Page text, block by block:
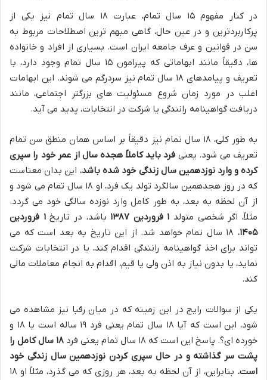
در کنار مفهوم ۱۵ سال تمام، عبارت ۱۸ سال تمام نیز یکی از
پرکاربردترین و در عین حال، گاهی مبهم ترین اصطلاحات مربوط به
سن در قوانین و عرف جامعه ایران است. بسیاری از افراد و خانواده
ها، دقیقاً مانند ابهاماتی که پیرامون ۱۵ سال تمام وجود دارد، با
تعریف و پیامدهای ۱۸ سال تمام نیز سردرگم می شوند. این ابهامات
اغلب در مورد زمان شروع مسئولیت های بزرگتر اجتماعی، مانند
دریافت گواهینامه رانندگی یا شرکت در انتخابات، پدید می آید.
به طور کلی، ۱۸ سال تمام نیز دقیقاً بر اساس همان منطق سن تمام
تعریف می شود. یعنی فرد باید کاملاً هجده سال از عمر خود را سپری
کرده و وارد نوزدهمین سال زندگی خود شده باشد. این بدان معناست
که در روز هجدهمین سالگرد تولد یک فرد، او ۱۸ سال تمام می شود و
از آن لحظه به بعد، به طور کامل وارد نوزده سالگی خود می گردد.
مثلاً، اگر شخصی متولد ۱ فروردین ۱۳۸۷ باشد، در تاریخ ۱ فروردین
۱۴۰۵
، ۱۸ سال تمام خواهد شد. از این تاریخ به بعد است که می
تواند برای اخذ گواهینامه رانندگی اقدام کند، یا در انتخابات شرکت
نماید، یا بدون نیاز به اذن ولی یا قیم، اقدام به انجام معاملات مالی
کند.
یکی از سوالات رایج در این زمینه که در میان رقبا نیز مشاهده می
شود، این است که آیا ۱۸ سال تمام یعنی فرد ۱۹ ساله است یا ۱۸ و
خورده ای؟. پاسخ این است که ۱۸ سال تمام یعنی فرد
۱۸ سال کامل را
پشت سر گذاشته و در حال سپری کردن نوزدهمین سال زندگی خود
است.
بنابراین، از آن لحظه به بعد، هر روزی که می گذرد، مثلاً او ۱۸